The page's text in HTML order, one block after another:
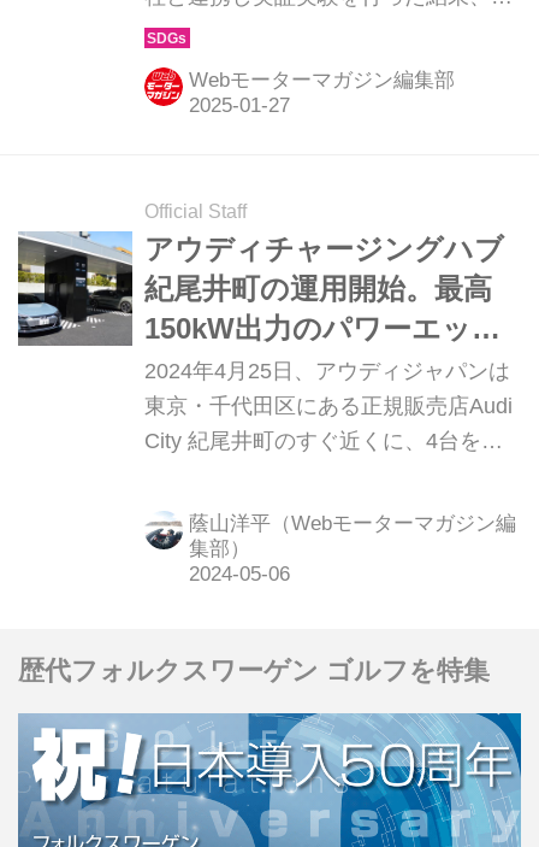
2025年2月より企業向けサービス
「PowerX EV 充電法人プラン」を提供
すると発表した。
Webモーターマガジン編集部
Official Staff
アウディチャージングハブ
紀尾井町の運用開始。最高
150kW出力のパワーエック
ス製蓄電池型急速充電器を
採用
2024年4月25日、アウディジャパンは
東京・千代田区にある正規販売店Audi
City 紀尾井町のすぐ近くに、4台を同
charging hub（アウディチャージング
ハブ）紀尾井町」をオープン。アウデ
ィユーザーだけでなく、他ブランド車
蔭山洋平（Webモーターマガジン編
集部）
歴代フォルクスワーゲン ゴルフを特集